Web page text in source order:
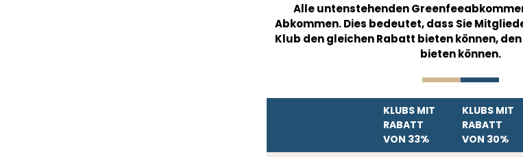
Alle untenstehenden
Abkommen. Dies bedeutet, dass Sie
Klub den gleichen Rabatt bieten können,
bieten können.
KLUBS MIT
RABATT
VON 33%
KLUBS MIT
RABATT
VON 30%